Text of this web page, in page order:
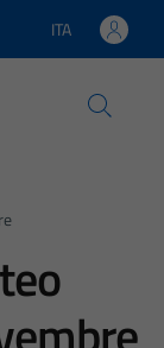
Lingua attiva:
ITA